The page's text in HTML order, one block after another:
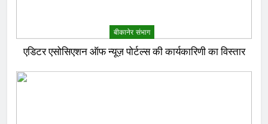
बीकानेर संभाग
एडिटर एसोसिएशन ऑफ न्यूज़ पोर्टल्स की कार्यकारिणी का विस्तार